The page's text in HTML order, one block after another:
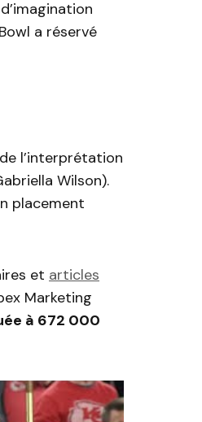
a réservé
l’interprétation
Wilson).
placement
et articles
Marketing
à 672 000